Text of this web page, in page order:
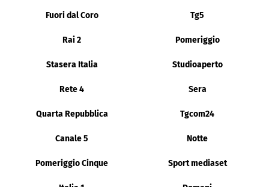
Fuori dal Coro Tg5
Rai 2 Pomeriggio
Stasera Italia Studioaperto
Rete 4 Sera
Quarta Repubblica Tgcom24
Canale 5 Notte
Pomeriggio Cinque Sport mediaset